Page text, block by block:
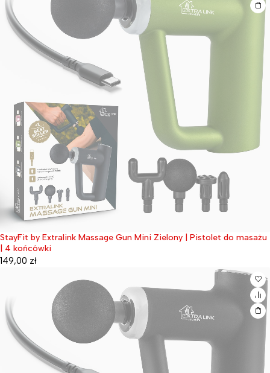
Wyprzedane
StayFit by Extralink Massage Gun Mini Zielony | Pistolet do masażu
| 4 końcówki
149,00 zł